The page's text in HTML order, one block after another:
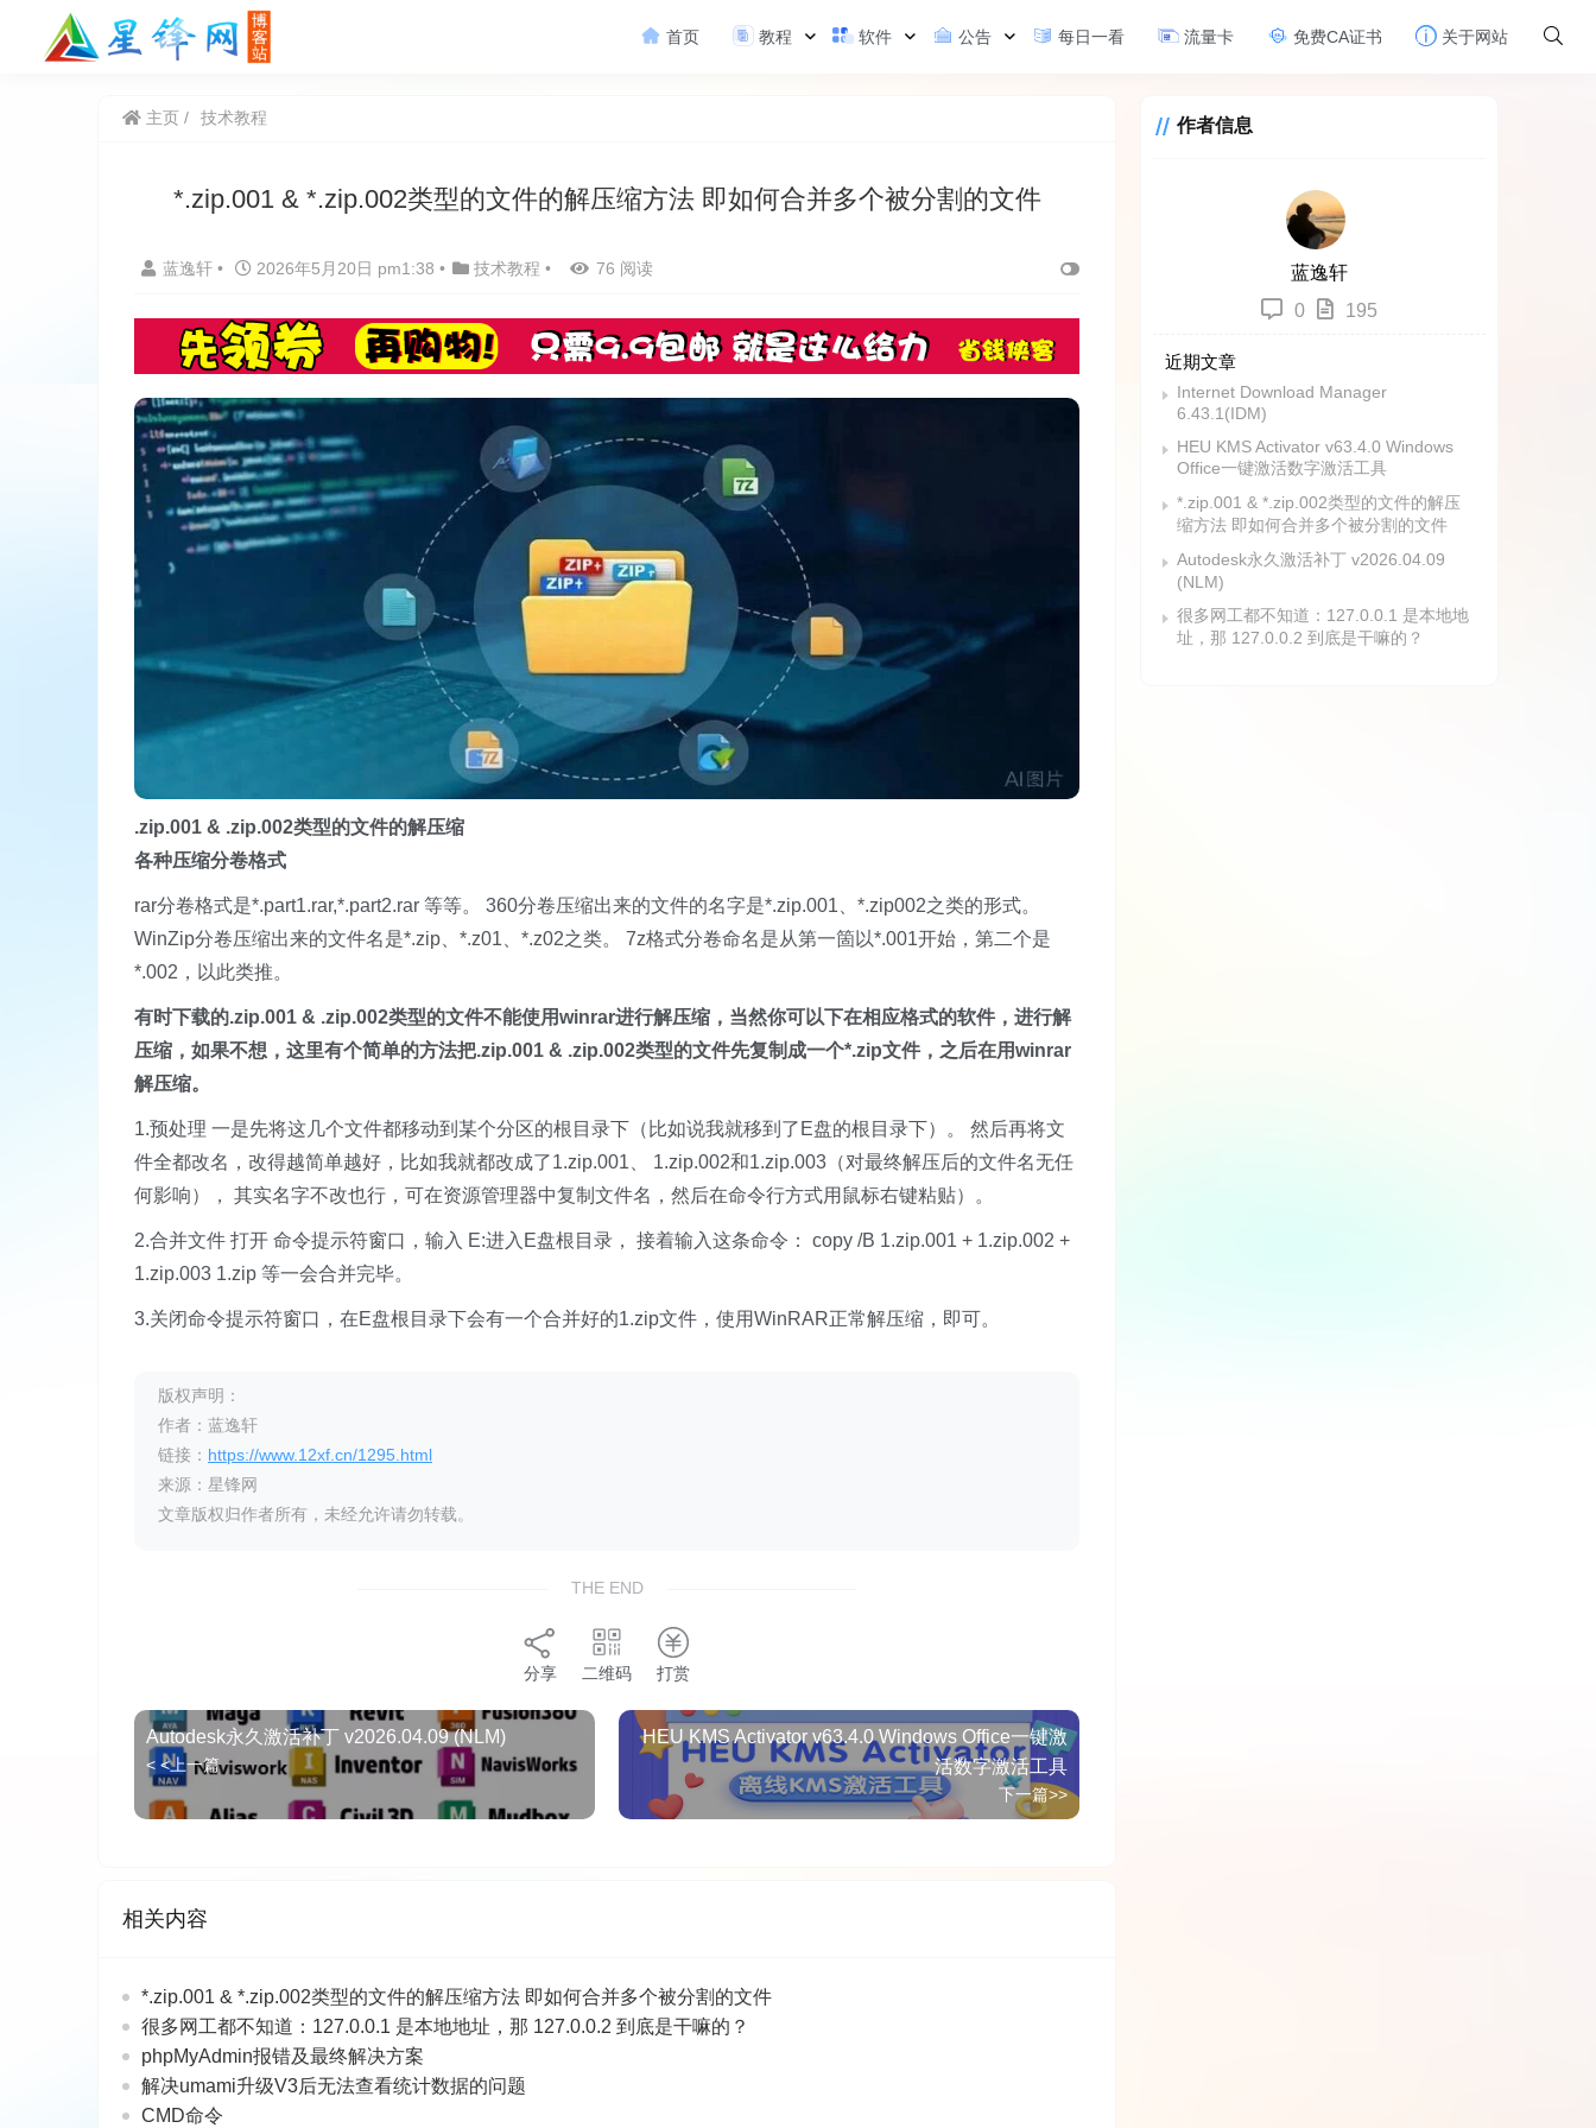
首页 教程 软件 公告 每日一看 流量卡 免费CA证书 关于网站
主页 技术教程
*.zip.001 & *.zip.002类型的文件的解压缩方法 即如何合并多个被分割的文件
蓝逸轩 • 2026年5月20日 pm1:38 • 技术教程 • 76 阅读
.zip.001 & .zip.002类型的文件的解压缩
各种压缩分卷格式
rar分卷格式是*.part1.rar,*.part2.rar 等等。 360分卷压缩出来的文件的名字是*.zip.001、*.zip002之类的形式。
WinZip分卷压缩出来的文件名是*.zip、*.z01、*.z02之类。 7z格式分卷命名是从第一箇以*.001开始，第二个是
*.002，以此类推。
有时下载的.zip.001 & .zip.002类型的文件不能使用winrar进行解压缩，当然你可以下在相应格式的软件，进行解
压缩，如果不想，这里有个简单的方法把.zip.001 & .zip.002类型的文件先复制成一个*.zip文件，之后在用winrar
解压缩。
1.预处理 一是先将这几个文件都移动到某个分区的根目录下（比如说我就移到了E盘的根目录下）。 然后再将文
件全都改名，改得越简单越好，比如我就都改成了1.zip.001、 1.zip.002和1.zip.003（对最终解压后的文件名无任
何影响）， 其实名字不改也行，可在资源管理器中复制文件名，然后在命令行方式用鼠标右键粘贴）。
2.合并文件 打开 命令提示符窗口，输入 E:进入E盘根目录， 接着输入这条命令： copy /B 1.zip.001 + 1.zip.002 +
1.zip.003 1.zip 等一会合并完毕。
3.关闭命令提示符窗口，在E盘根目录下会有一个合并好的1.zip文件，使用WinRAR正常解压缩，即可。
版权声明：
作者：蓝逸轩
链接： https://www.12xf.cn/1295.html
来源：星锋网
文章版权归作者所有，未经允许请勿转载。
THE END
分享 二维码 打赏
Autodesk永久激活补丁 v2026.04.09 (NLM)
< <上一篇
HEU KMS Activator v63.4.0 Windows Office一键激
活数字激活工具
下一篇>>
相关内容
*.zip.001 & *.zip.002类型的文件的解压缩方法 即如何合并多个被分割的文件
很多网工都不知道：127.0.0.1 是本地地址，那 127.0.0.2 到底是干嘛的？
phpMyAdmin报错及最终解决方案
解决umami升级V3后无法查看统计数据的问题
CMD命令
作者信息
蓝逸轩
0
195
近期文章
Internet Download Manager
6.43.1(IDM)
HEU KMS Activator v63.4.0 Windows
Office一键激活数字激活工具
*.zip.001 & *.zip.002类型的文件的解压
缩方法 即如何合并多个被分割的文件
Autodesk永久激活补丁 v2026.04.09
(NLM)
很多网工都不知道：127.0.0.1 是本地地
址，那 127.0.0.2 到底是干嘛的？